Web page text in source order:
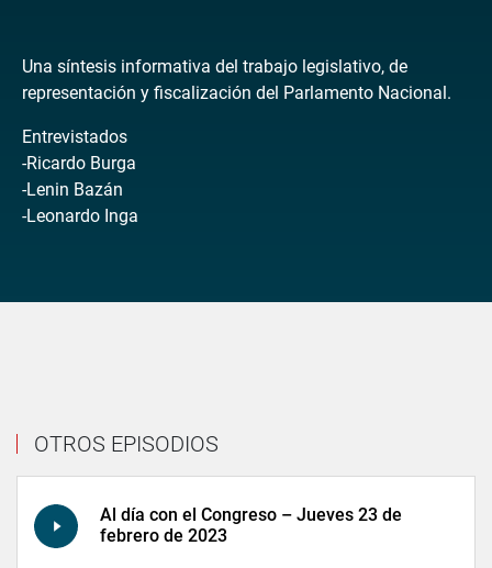
Una síntesis informativa del trabajo legislativo, de
representación y fiscalización del Parlamento Nacional.
Entrevistados
-Ricardo Burga
-Lenin Bazán
-Leonardo Inga
OTROS EPISODIOS
Al día con el Congreso – Jueves 23 de
febrero de 2023